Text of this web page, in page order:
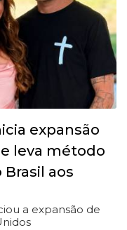
expansão
leva método
aos
a expansão de